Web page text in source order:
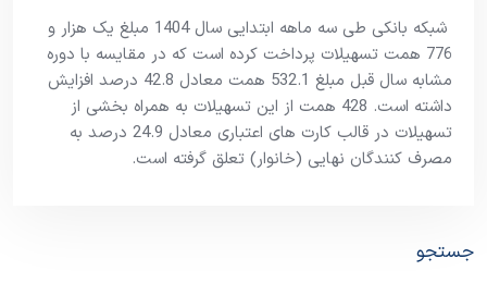
شبکه بانکی طی سه ماهه ابتدایی سال 1404 مبلغ یک هزار و
776 همت تسهیلات پرداخت کرده است که در مقایسه با دوره
مشابه سال قبل مبلغ 532.1 همت معادل 42.8 درصد افزايش
داشته است. 428 همت از این تسهیلات به همراه بخشی از
تسهیلات در قالب کارت های اعتباری معادل 24.9 درصد به
مصرف کنندگان نهایی (خانوار) تعلق گرفته است.
جستجو